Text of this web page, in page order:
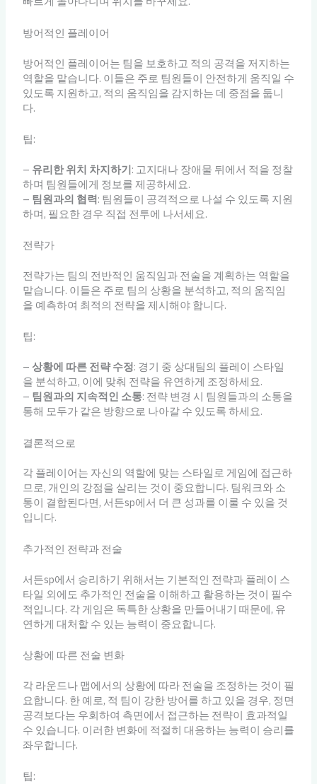
방어적인 플레이어
방어적인 플레이어는 팀을 보호하고 적의 공격을 저지하는
역할을 맡습니다. 이들은 주로 팀원들이 안전하게 움직일 수
있도록 지원하고, 적의 움직임을 감지하는 데 중점을 둡니
다.
팁:
– 유리한 위치 차지하기: 고지대나 장애물 뒤에서 적을 정찰
하며 팀원들에게 정보를 제공하세요.
– 팀원과의 협력: 팀원들이 공격적으로 나설 수 있도록 지원
하며, 필요한 경우 직접 전투에 나서세요.
전략가
전략가는 팀의 전반적인 움직임과 전술을 계획하는 역할을
맡습니다. 이들은 주로 팀의 상황을 분석하고, 적의 움직임
을 예측하여 최적의 전략을 제시해야 합니다.
팁:
– 상황에 따른 전략 수정: 경기 중 상대팀의 플레이 스타일
을 분석하고, 이에 맞춰 전략을 유연하게 조정하세요.
– 팀원과의 지속적인 소통: 전략 변경 시 팀원들과의 소통을
통해 모두가 같은 방향으로 나아갈 수 있도록 하세요.
결론적으로
각 플레이어는 자신의 역할에 맞는 스타일로 게임에 접근하
므로, 개인의 강점을 살리는 것이 중요합니다. 팀워크와 소
통이 결합된다면, 서든sp에서 더 큰 성과를 이룰 수 있을 것
입니다.
추가적인 전략과 전술
서든sp에서 승리하기 위해서는 기본적인 전략과 플레이 스
타일 외에도 추가적인 전술을 이해하고 활용하는 것이 필수
적입니다. 각 게임은 독특한 상황을 만들어내기 때문에, 유
연하게 대처할 수 있는 능력이 중요합니다.
상황에 따른 전술 변화
각 라운드나 맵에서의 상황에 따라 전술을 조정하는 것이 필
요합니다. 한 예로, 적 팀이 강한 방어를 하고 있을 경우, 정면
공격보다는 우회하여 측면에서 접근하는 전략이 효과적일
수 있습니다. 이러한 변화에 적절히 대응하는 능력이 승리를
좌우합니다.
팁: